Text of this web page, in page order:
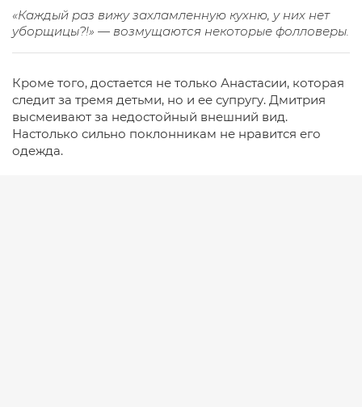
«Каждый раз вижу захламленную кухню, у них нет
уборщицы?!» — возмущаются некоторые фолловеры.
Кроме того, достается не только Анастасии, которая
следит за тремя детьми, но и ее супругу. Дмитрия
высмеивают за недостойный внешний вид.
Настолько сильно поклонникам не нравится его
одежда.